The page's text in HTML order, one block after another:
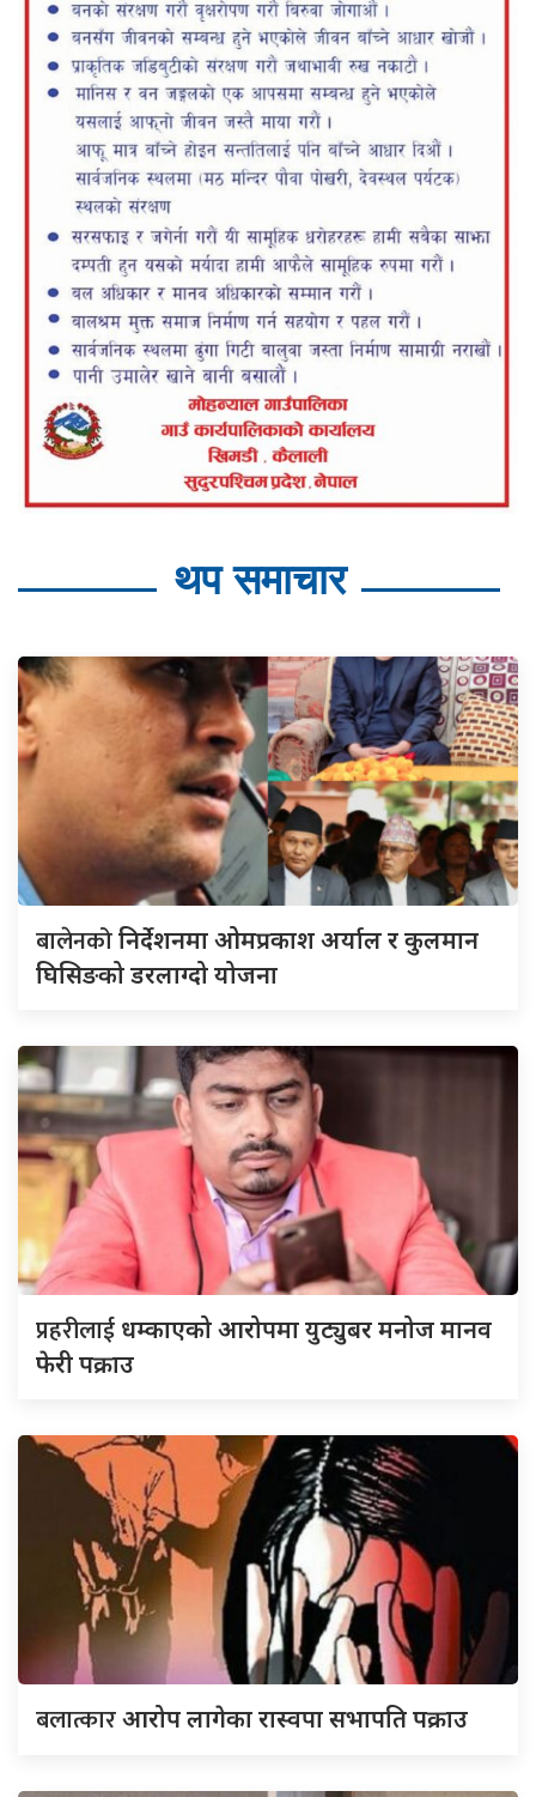
थप समाचार
बालेनकोनिर्देशनमा ओमप्रकाश अर्याल र कुलमान
घिसिङको डरलाग्दो योजना
प्रहरीलाई धम्काएको आरोपमा युट्युबर मनोज मानव
फेरी पक्राउ
बलात्कारआरोप लागेका रास्वपा सभापति पक्राउ